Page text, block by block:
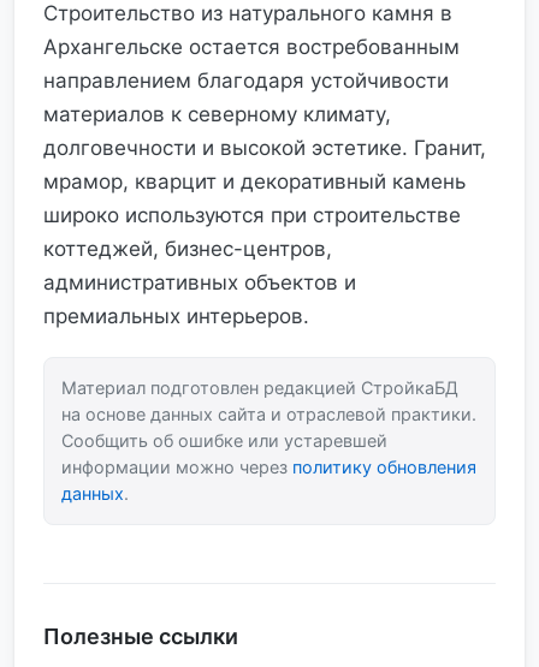
Строительство из натурального камня в
Архангельске остается востребованным
направлением благодаря устойчивости
материалов к северному климату,
долговечности и высокой эстетике. Гранит,
мрамор, кварцит и декоративный камень
широко используются при строительстве
коттеджей, бизнес-центров,
административных объектов и
премиальных интерьеров.
Материал подготовлен редакцией СтройкаБД
на основе данных сайта и отраслевой практики.
Сообщить об ошибке или устаревшей
информации можно через политику обновления
данных.
Полезные ссылки